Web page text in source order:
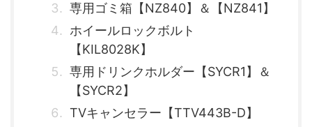
専用ゴミ箱【NZ840】＆【NZ841】
ホイールロックボルト
【KIL8028K】
専用ドリンクホルダー【SYCR1】＆
【SYCR2】
TVキャンセラー【TTV443B-D】